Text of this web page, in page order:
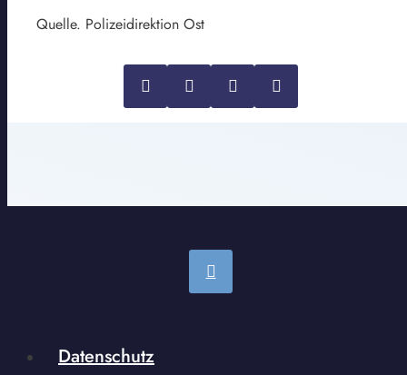
Quelle. Polizeidirektion Ost
Datenschutz